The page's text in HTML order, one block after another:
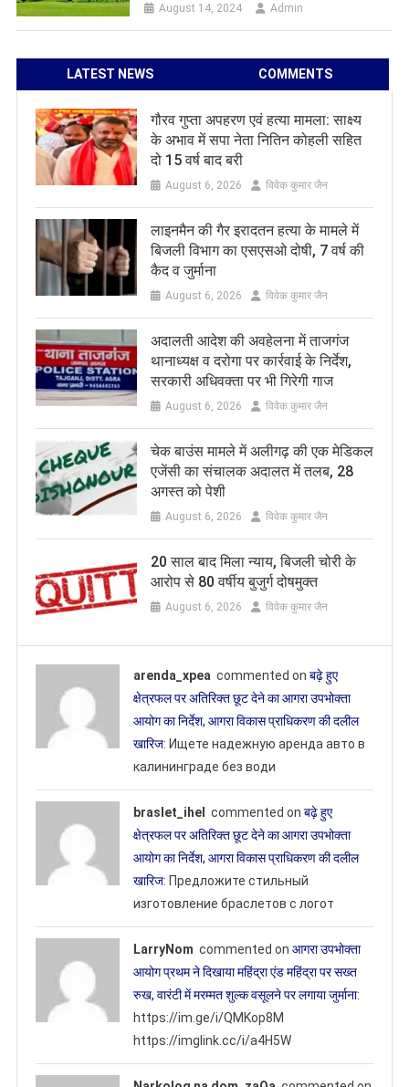
August 14, 2024 Admin
LATEST NEWS COMMENTS
गौरव गुप्ता अपहरण एवं हत्या मामला: साक्ष्य
के अभाव में सपा नेता नितिन कोहली सहित
दो 15 वर्ष बाद बरी
August 6, 2026 विवेक कुमार जैन
लाइनमैन की गैर इरादतन हत्या के मामले में
बिजली विभाग का एसएसओ दोषी, 7 वर्ष की
कैद व जुर्माना
August 6, 2026 विवेक कुमार जैन
अदालती आदेश की अवहेलना में ताजगंज
थानाध्यक्ष व दरोगा पर कार्रवाई के निर्देश,
सरकारी अधिवक्ता पर भी गिरेगी गाज
August 6, 2026 विवेक कुमार जैन
चेक बाउंस मामले में अलीगढ़ की एक मेडिकल
एजेंसी का संचालक अदालत में तलब, 28
अगस्त को पेशी
August 6, 2026 विवेक कुमार जैन
20 साल बाद मिला न्याय, बिजली चोरी के
आरोप से 80 वर्षीय बुजुर्ग दोषमुक्त
August 6, 2026 विवेक कुमार जैन
arenda_xpea commented onबढ़े हुए
क्षेत्रफल पर अतिरिक्त छूट देने का आगरा उपभोक्ता
आयोग का निर्देश, आगरा विकास प्राधिकरण की दलील
खारिज: Ищете надежную аренда авто в
калининграде без води
braslet_ihel commented onबढ़े हुए
क्षेत्रफल पर अतिरिक्त छूट देने का आगरा उपभोक्ता
आयोग का निर्देश, आगरा विकास प्राधिकरण की दलील
खारिज: Предложите стильный
изготовление браслетов с логот
LarryNom commented onआगरा उपभोक्ता
आयोग प्रथम ने दिखाया महिंद्रा एंड महिंद्रा पर सख्त
रुख, वारंटी में मरम्मत शुल्क वसूलने पर लगाया जुर्माना:
https://im.ge/i/QMKop8M
https://imglink.cc/i/a4H5W